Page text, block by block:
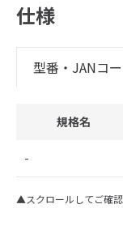
仕様
型番・JANコ
規格名
-
▲スクロールしてご確